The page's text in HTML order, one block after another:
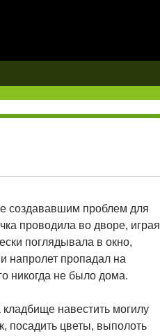
создававшим проблем для
проводила во дворе, играя
поглядывала в окно,
напролет пропадал на
никогда не было дома.
навестить могилу
посадить цветы, выполоть